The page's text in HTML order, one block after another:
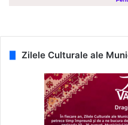
Zilele Culturale ale